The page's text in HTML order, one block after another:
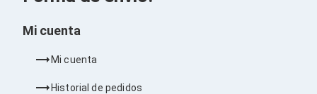
Protectores para PC's
Lentes para Computadora
PC's de Escritorio
Mi cuenta
Mi cuenta
Historial de pedidos